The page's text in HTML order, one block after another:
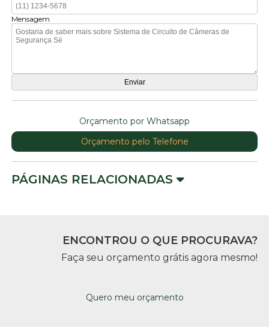
Mensagem
Orçamento por Whatsapp
Orçamento pelo Telefone
PÁGINAS RELACIONADAS
ENCONTROU O QUE PROCURAVA?
Faça seu orçamento grátis agora mesmo!
Quero meu orçamento